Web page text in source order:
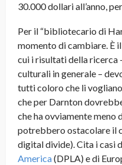
30.000 dollari all’anno,
Per il “bibliotecario di
momento di cambiare. È
cui i risultati della ricerca
culturali in generale –
tutti coloro che li
che per Darnton
che ha ovviamente
potrebbero ostacolare il
digital divide). Cita i casi
America(DPLA) e di